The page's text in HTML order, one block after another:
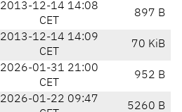
2013-12-14 14:08
CET
897 B
2013-12-14 14:09
CET
70 KiB
2026-01-31 21:00
CET
952 B
2026-01-22 09:47
5260 B